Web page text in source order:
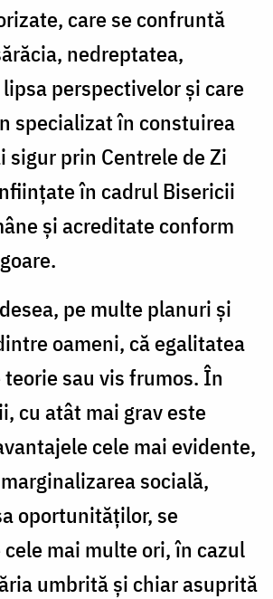
care se confruntă
nedreptatea,
perspectivelor și care
specializat în constuirea
sigur prin Centrele de Zi
în cadrul Bisericii
și acreditate conform
pe multe planuri şi
oameni, că egalitatea
teorie sau vis frumos. În
cu atât mai grav este
cele mai evidente,
socială,
oportunităților, se
mai multe ori, în cazul
umbrită și chiar asuprită